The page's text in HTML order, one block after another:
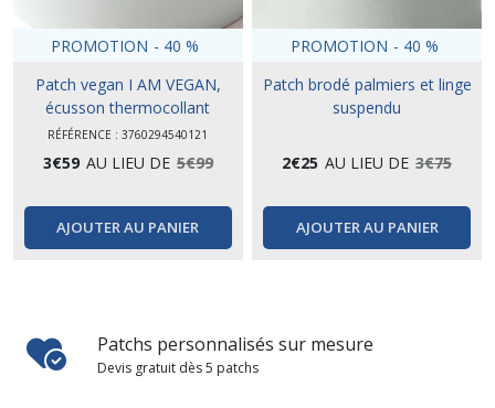
PROMOTION - 40 %
Patch vegan I AM VEGAN,
écusson thermocollant
RÉFÉRENCE : 3760294540121
3€59 AU LIEU DE 5€99
AJOUTER AU PANIER
PROMOTION - 40 %
Patch brodé palmiers et linge
suspendu
2€25 AU LIEU DE 3€75
AJOUTER AU PANIER
Patchs personnalisés sur mesure
Devis gratuit dès 5 patchs